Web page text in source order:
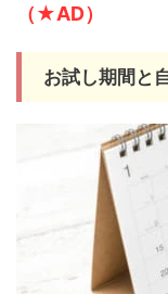
（★AD）
お試し期間と